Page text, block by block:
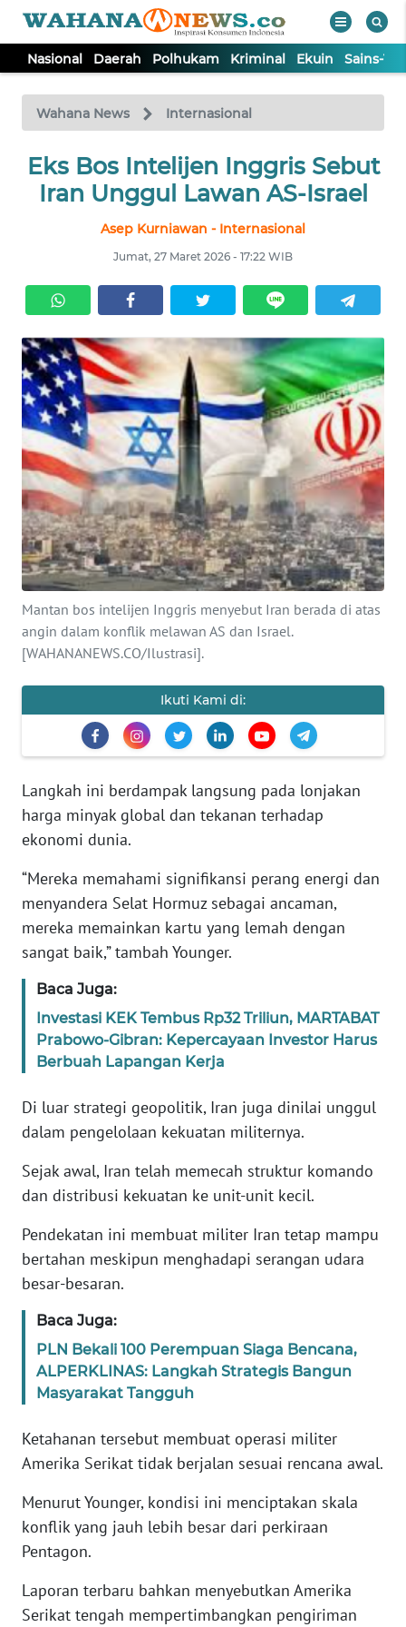
Nasional Daerah Polhukam Kriminal Ekuin Sains-
Wahana News Internasional
Eks Bos Intelijen Inggris Sebut
Iran Unggul Lawan AS-Israel
Asep Kurniawan - Internasional
Jumat, 27 Maret 2026 - 17:22 WIB
Mantan bos intelijen Inggris menyebut Iran berada di atas
angin dalam konflik melawan AS dan Israel.
[WAHANANEWS.CO/Ilustrasi].
Ikuti Kami di:
Langkah ini berdampak langsung pada lonjakan
harga minyak global dan tekanan terhadap
ekonomi dunia.
“Mereka memahami signifikansi perang energi dan
menyandera Selat Hormuz sebagai ancaman,
mereka memainkan kartu yang lemah dengan
sangat baik,” tambah Younger.
Baca Juga:
Investasi KEK Tembus Rp32 Triliun, MARTABAT
Prabowo-Gibran: Kepercayaan Investor Harus
Berbuah Lapangan Kerja
Di luar strategi geopolitik, Iran juga dinilai unggul
dalam pengelolaan kekuatan militernya.
Sejak awal, Iran telah memecah struktur komando
dan distribusi kekuatan ke unit-unit kecil.
Pendekatan ini membuat militer Iran tetap mampu
bertahan meskipun menghadapi serangan udara
besar-besaran.
Baca Juga:
PLN Bekali 100 Perempuan Siaga Bencana,
ALPERKLINAS: Langkah Strategis Bangun
Masyarakat Tangguh
Ketahanan tersebut membuat operasi militer
Amerika Serikat tidak berjalan sesuai rencana awal.
Menurut Younger, kondisi ini menciptakan skala
konflik yang jauh lebih besar dari perkiraan
Pentagon.
Laporan terbaru bahkan menyebutkan Amerika
Serikat tengah mempertimbangkan pengiriman
TV
Tutup
NASIONAL
KRIMINAL
EKUIN
SAINS-TEKNO
KESEHATAN
INTERNASIONAL
SERBA-SERBI
PENDIDIKAN
Informasi
BERITA
KONTAK
KAMI
INFO
IKLAN
TENTANG
PEDOMAN
SIBER
KARIR
DISCLAIMER
Wahana
Regional
WN
SUMUT
WN
JAKARTA
JABAR